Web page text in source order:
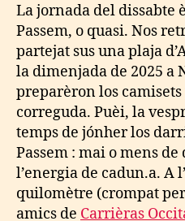
La jornada del dissabte
Passem, o quasi. Nos
partejat sus una plaja
la dimenjada de 2025 a
preparèron los
correguda. Puèi, la
temps de jónher los
Passem : mai o mens
l’energia de cadun.a. A
quilomètre (crompat
amics de Carrièras